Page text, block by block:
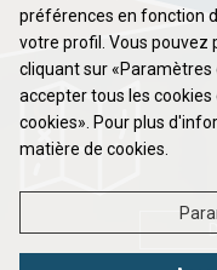
préférences en fonction
votre profil. Vous pouvez
cliquant sur
accepter tous les
cookies». Pour plus
matière de cookies.